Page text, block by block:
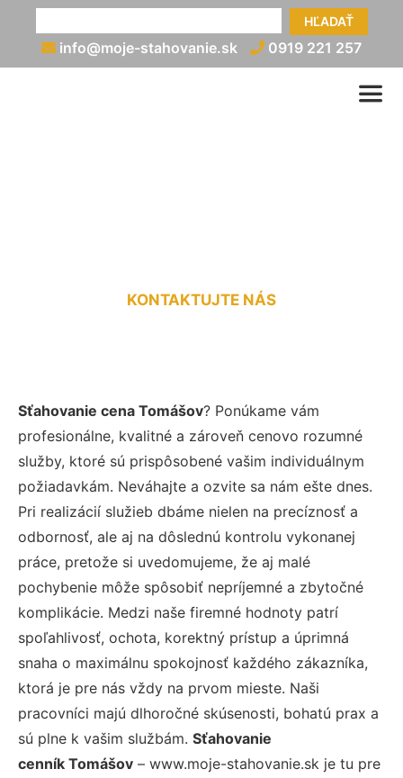
HĽADAŤ
info@moje-stahovanie.sk 0919 221 257
KONTAKTUJTE NÁS
Sťahovanie cena Tomášov? Ponúkame vám
profesionálne, kvalitné a zároveň cenovo rozumné
služby, ktoré sú prispôsobené vašim individuálnym
požiadavkám. Neváhajte a ozvite sa nám ešte dnes.
Pri realizácií služieb dbáme nielen na precíznosť a
odbornosť, ale aj na dôslednú kontrolu vykonanej
práce, pretože si uvedomujeme, že aj malé
pochybenie môže spôsobiť nepríjemné a zbytočné
komplikácie. Medzi naše firemné hodnoty patrí
spoľahlivosť, ochota, korektný prístup a úprimná
snaha o maximálnu spokojnosť každého zákazníka,
ktorá je pre nás vždy na prvom mieste. Naši
pracovníci majú dlhoročné skúsenosti, bohatú prax a
sú plne k vašim službám. Sťahovanie
cenník Tomášov – www.moje-stahovanie.sk je tu pre